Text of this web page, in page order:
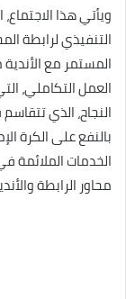
ويأتي هذا
التنفيذي لرابطة
المستمر مع
العمل التكاملي،
النجاح، الذي
بالنفع على الكرة
الخدمات الملائمة
محاور الرابطة